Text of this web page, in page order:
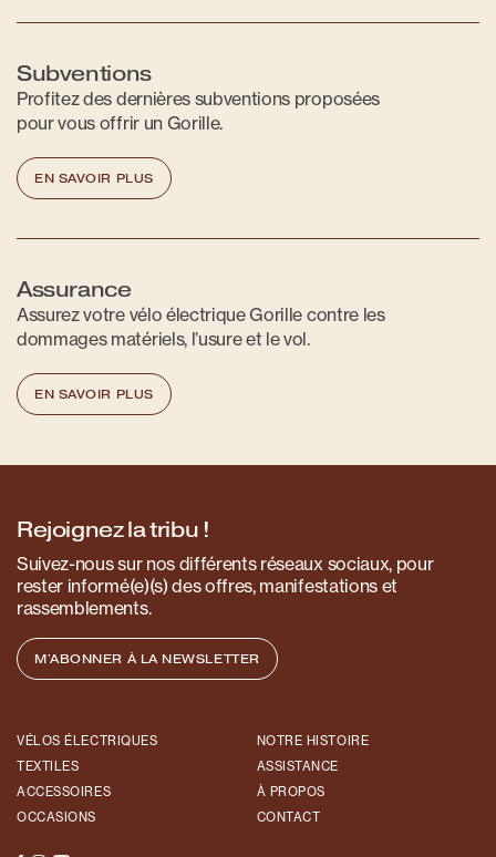
Subventions
Profitez des dernières subventions proposées
pour vous offrir un Gorille.
EN SAVOIR PLUS
Assurance
Assurez votre vélo électrique Gorille contre les
dommages matériels, l’usure et le vol.
EN SAVOIR PLUS
Rejoignez la tribu !
Suivez-nous sur nos différents réseaux sociaux, pour
rester informé(e)(s) des offres, manifestations et
rassemblements.
M'ABONNER À LA NEWSLETTER
VÉLOS ÉLECTRIQUES
TEXTILES
ACCESSOIRES
OCCASIONS
NOTRE HISTOIRE
ASSISTANCE
À PROPOS
CONTACT